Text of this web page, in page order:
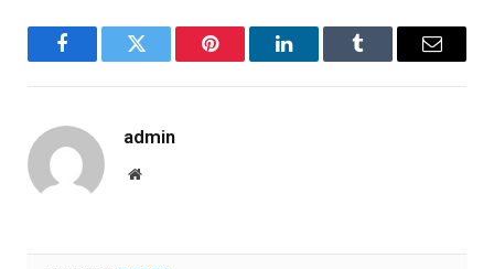
FacebookTwitter Pinterest LinkedInTumblr Email
admin
Website